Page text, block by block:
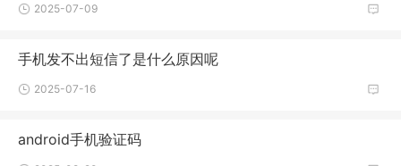
2025-07-09
手机发不出短信了是什么原因呢
2025-07-16
android手机验证码